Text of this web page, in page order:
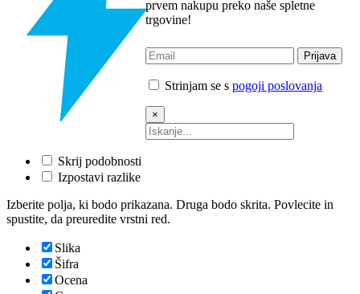
prvem nakupu preko naše spletne
trgovine!
Strinjam se s pogoji poslovanja
×
Skrij podobnosti
Izpostavi razlike
Izberite polja, ki bodo prikazana. Druga bodo skrita. Povlecite in
spustite, da preuredite vrstni red.
Slika
Šifra
Ocena